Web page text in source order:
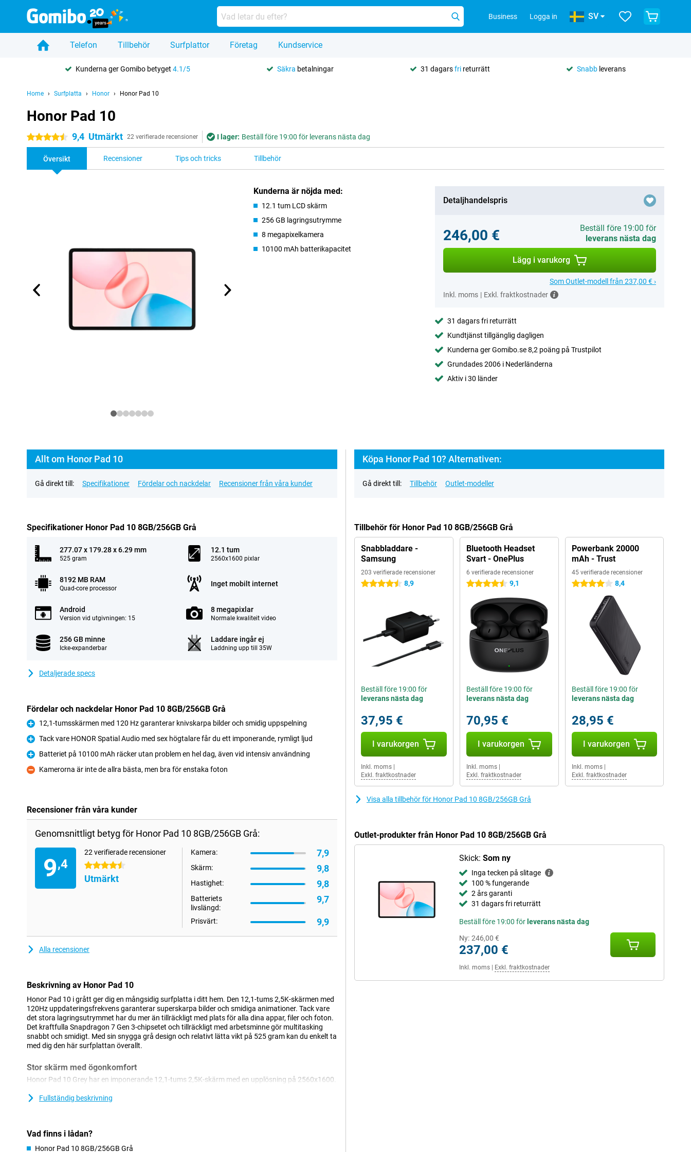
Business Logga in SV
Telefon Tillbehör Surfplattor Företag Kundservice
Kunderna ger Gomibo betyget 4.1/5 Säkra betalningar 31 dagarsfri returrätt Snabb leverans
Home Surfplatta Honor Honor Pad 10
Honor Pad 10
4.5 stjärnor 9,4 Utmärkt 22 verifierade recensioner I lager: Beställ före 19:00 för leverans nästa dag
Översikt Recensioner Tips och tricks Tillbehör
Kunderna är nöjda med:
12.1 tum LCD skärm
256 GB lagringsutrymme
8 megapixelkamera
10100 mAh batterikapacitet
Detaljhandelspris
246,00 €
Beställ före 19:00 för
leverans nästa dag
Lägg i varukorg
Som Outlet-modell från 237,00 € ›
Inkl. moms | Exkl. fraktkostnader
31 dagars fri returrätt
Kundtjänst tillgänglig dagligen
Kunderna ger Gomibo.se 8,2 poäng på Trustpilot
Grundades 2006 i Nederländerna
Aktiv i 30 länder
Allt om Honor Pad 10
Gå direkt till: Specifikationer Fördelar och nackdelar Recensioner från våra kunder
Specifikationer Honor Pad 10 8GB/256GB Grå
277.07 x 179.28 x 6.29 mm
525 gram
12.1 tum
2560x1600 pixlar
8192 MB RAM
Quad-core processor
Inget mobilt internet
Android
Version vid utgivningen: 15
8 megapixlar
Normale kwaliteit video
256 GB minne
Icke-expanderbar
Laddare ingår ej
Laddning upp till 35W
Detaljerade specs
Fördelar och nackdelar Honor Pad 10 8GB/256GB Grå
Fördelar
12,1-tumsskärmen med 120 Hz garanterar knivskarpa bilder och smidig uppspelning
Fördelar
Tack vare HONOR Spatial Audio med sex högtalare får du ett imponerande, rymligt ljud
Fördelar
Batteriet på 10100 mAh räcker utan problem en hel dag, även vid intensiv användning
Nackdelar
Kamerorna är inte de allra bästa, men bra för enstaka foton
Recensioner från våra kunder
Genomsnittligt betyg för Honor Pad 10 8GB/256GB Grå:
9,4
22 verifierade recensioner
4.5 stjärnor
Utmärkt
Kamera: 7,9
Skärm: 9,8
Hastighet: 9,8
Batteriets
livslängd:
9,7
Prisvärt: 9,9
Alla recensioner
Beskrivning av Honor Pad 10
Honor Pad 10 i grått ger dig en mångsidig surfplatta i ditt hem. Den 12,1-tums 2,5K-skärmen med
120Hz uppdateringsfrekvens garanterar superskarpa bilder och smidiga animationer. Tack vare
det stora lagringsutrymmet har du mer än tillräckligt med plats för alla dina appar, filer och foton.
Det kraftfulla Snapdragon 7 Gen 3-chipsetet och tillräckligt med arbetsminne gör multitasking
snabbt och smidigt. Med sin snygga grå design och relativt lätta vikt på 525 gram kan du enkelt ta
med dig den här surfplattan överallt.
Stor skärm med ögonkomfort
Honor Pad 10 Grey har en imponerande 12,1-tums 2,5K-skärm med en upplösning på 2560x1600.
Eye Comfort-teknik garanterar en behaglig tittarupplevelse, även på natten. Tänk AI Defocus,
Kraftfull prestanda och lång batteritid
Fullständig beskrivning
Vad finns i lådan?
Honor Pad 10 8GB/256GB Grå
Köpa Honor Pad 10? Alternativen:
Gå direkt till: Tillbehör Outlet-modeller
Tillbehör för Honor Pad 10 8GB/256GB Grå
Snabbladdare -
Samsung
203 verifierade recensioner
4.5 stjärnor 8,9
Beställ före 19:00 för
leverans nästa dag
37,95 €
I varukorgen
Inkl. moms
Exkl. fraktkostnader
Bluetooth Headset
Svart - OnePlus
6 verifierade recensioner
4.5 stjärnor 9,1
Beställ före 19:00 för
leverans nästa dag
70,95 €
I varukorgen
Inkl. moms|
Exkl. fraktkostnader
Powerbank 20000
mAh - Trust
45 verifierade recensioner
4 stjärnor 8,4
Beställ före 19:00 för
leverans nästa dag
28,95 €
I varukorgen
Inkl. moms|
Exkl. fraktkostnader
Visa alla tillbehör för Honor Pad 10 8GB/256GB Grå
Outlet-produkter från Honor Pad 10 8GB/256GB Grå
Skick: Som ny
Inga tecken på slitage
100 % fungerande
2 års garanti
31 dagars fri returrätt
Beställ före 19:00 för leverans nästa dag
Ny: 246,00 €
237,00 €
Inkl. moms| Exkl. fraktkostnader